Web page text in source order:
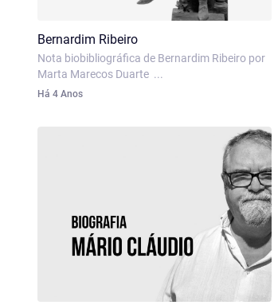
Bernardim Ribeiro
Nota biobibliográfica de Bernardim Ribeiro por
Marta Marecos Duarte ...
Há 4 Anos